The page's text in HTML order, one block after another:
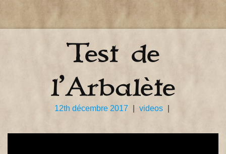
Test de
l’Arbalète
12th décembre 2017 videos